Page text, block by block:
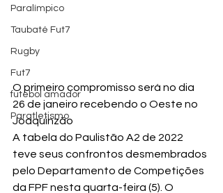
Paralímpico
Taubaté Fut7
Rugby
Fut7
futebol amador
Paratletismo
O primeiro compromisso será no dia
26 de janeiro recebendo o Oeste no
Joaquinzão
A tabela do Paulistão A2 de 2022
teve seus confrontos desmembrados
pelo Departamento de Competições
da FPF nesta quarta-feira (5). O